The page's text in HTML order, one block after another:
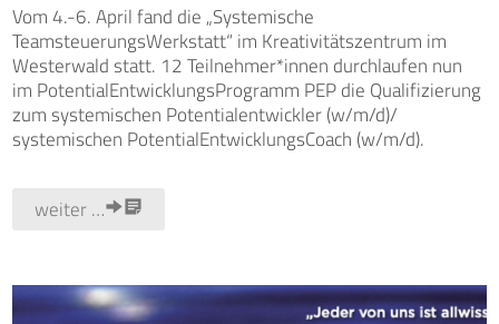
Vom 4.-6. April fand die „Systemische
TeamsteuerungsWerkstatt“ im Kreativitätszentrum im
Westerwald statt. 12 Teilnehmer*innen durchlaufen nun
im PotentialEntwicklungsProgramm PEP die Qualifizierung
zum systemischen Potentialentwickler (w/m/d)/
systemischen PotentialEntwicklungsCoach (w/m/d).
weiter …